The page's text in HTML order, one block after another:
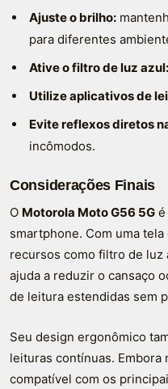
Ajuste o brilho:
para diferentes
Ative o filtro de luz azul:
Utilize aplicativos de
Evite reflexos diretos
incômodos.
Considerações Finais
O Motorola Moto G56 5G é
smartphone. Com uma
recursos como filtro de luz
ajuda a reduzir o cansaço
de leitura estendidas sem
Seu design ergonômico
leituras contínuas. Embora
compatível com os